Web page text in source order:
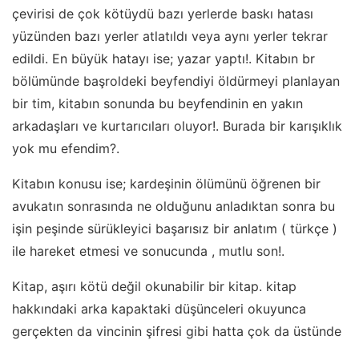
çevirisi de çok kötüydü bazı yerlerde baskı hatası
yüzünden bazı yerler atlatıldı veya aynı yerler tekrar
edildi. En büyük hatayı ise; yazar yaptı!. Kitabın br
bölümünde başroldeki beyfendiyi öldürmeyi planlayan
bir tim, kitabın sonunda bu beyfendinin en yakın
arkadaşları ve kurtarıcıları oluyor!. Burada bir karışıklık
yok mu efendim?.
Kitabın konusu ise; kardeşinin ölümünü öğrenen bir
avukatın sonrasında ne olduğunu anladıktan sonra bu
işin peşinde sürükleyici başarısız bir anlatım ( türkçe )
ile hareket etmesi ve sonucunda , mutlu son!.
Kitap, aşırı kötü değil okunabilir bir kitap. kitap
hakkındaki arka kapaktaki düşünceleri okuyunca
gerçekten da vincinin şifresi gibi hatta çok da üstünde